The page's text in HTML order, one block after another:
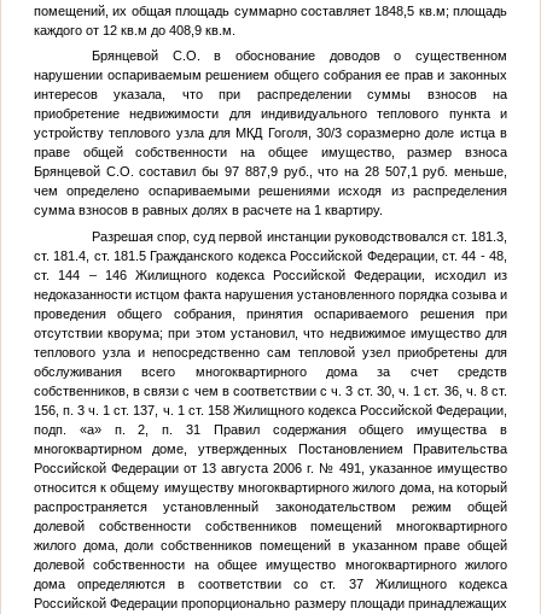
помещений, их общая площадь суммарно составляет 1848,5 кв.м; площадь
каждого от 12 кв.м до 408,9 кв.м.
Брянцевой С.О. в обоснование доводов о существенном
нарушении оспариваемым решением общего собрания ее прав и законных
интересов указала, что при распределении суммы взносов на
приобретение недвижимости для индивидуального теплового пункта и
устройству теплового узла для МКД Гоголя, 30/3 соразмерно доле истца в
праве общей собственности на общее имущество, размер взноса
Брянцевой С.О. составил бы 97 887,9 руб., что на 28 507,1 руб. меньше,
чем определено оспариваемыми решениями исходя из распределения
сумма взносов в равных долях в расчете на 1 квартиру.
Разрешая спор, суд первой инстанции руководствовался ст. 181.3,
ст. 181.4, ст. 181.5 Гражданского кодекса Российской Федерации, ст. 44 - 48,
ст. 144 – 146 Жилищного кодекса Российской Федерации, исходил из
недоказанности истцом факта нарушения установленного порядка созыва и
проведения общего собрания, принятия оспариваемого решения при
отсутствии кворума; при этом установил, что недвижимое имущество для
теплового узла и непосредственно сам тепловой узел приобретены для
обслуживания всего многоквартирного дома за счет средств
собственников, в связи с чем в соответствии с ч. 3 ст. 30, ч. 1 ст. 36, ч. 8 ст.
156, п. 3 ч. 1 ст. 137, ч. 1 ст. 158 Жилищного кодекса Российской Федерации,
подп. «а» п. 2, п. 31 Правил содержания общего имущества в
многоквартирном доме, утвержденных Постановлением Правительства
Российской Федерации от 13 августа 2006 г. № 491, указанное имущество
относится к общему имуществу многоквартирного жилого дома, на который
распространяется установленный законодательством режим общей
долевой собственности собственников помещений многоквартирного
жилого дома, доли собственников помещений в указанном праве общей
долевой собственности на общее имущество многоквартирного жилого
дома определяются в соответствии со ст. 37 Жилищного кодекса
Российской Федерации пропорционально размеру площади принадлежащих